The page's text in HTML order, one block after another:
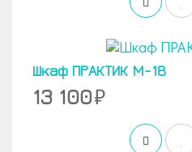
Шкаф ПРАКТИК M-18
13 100